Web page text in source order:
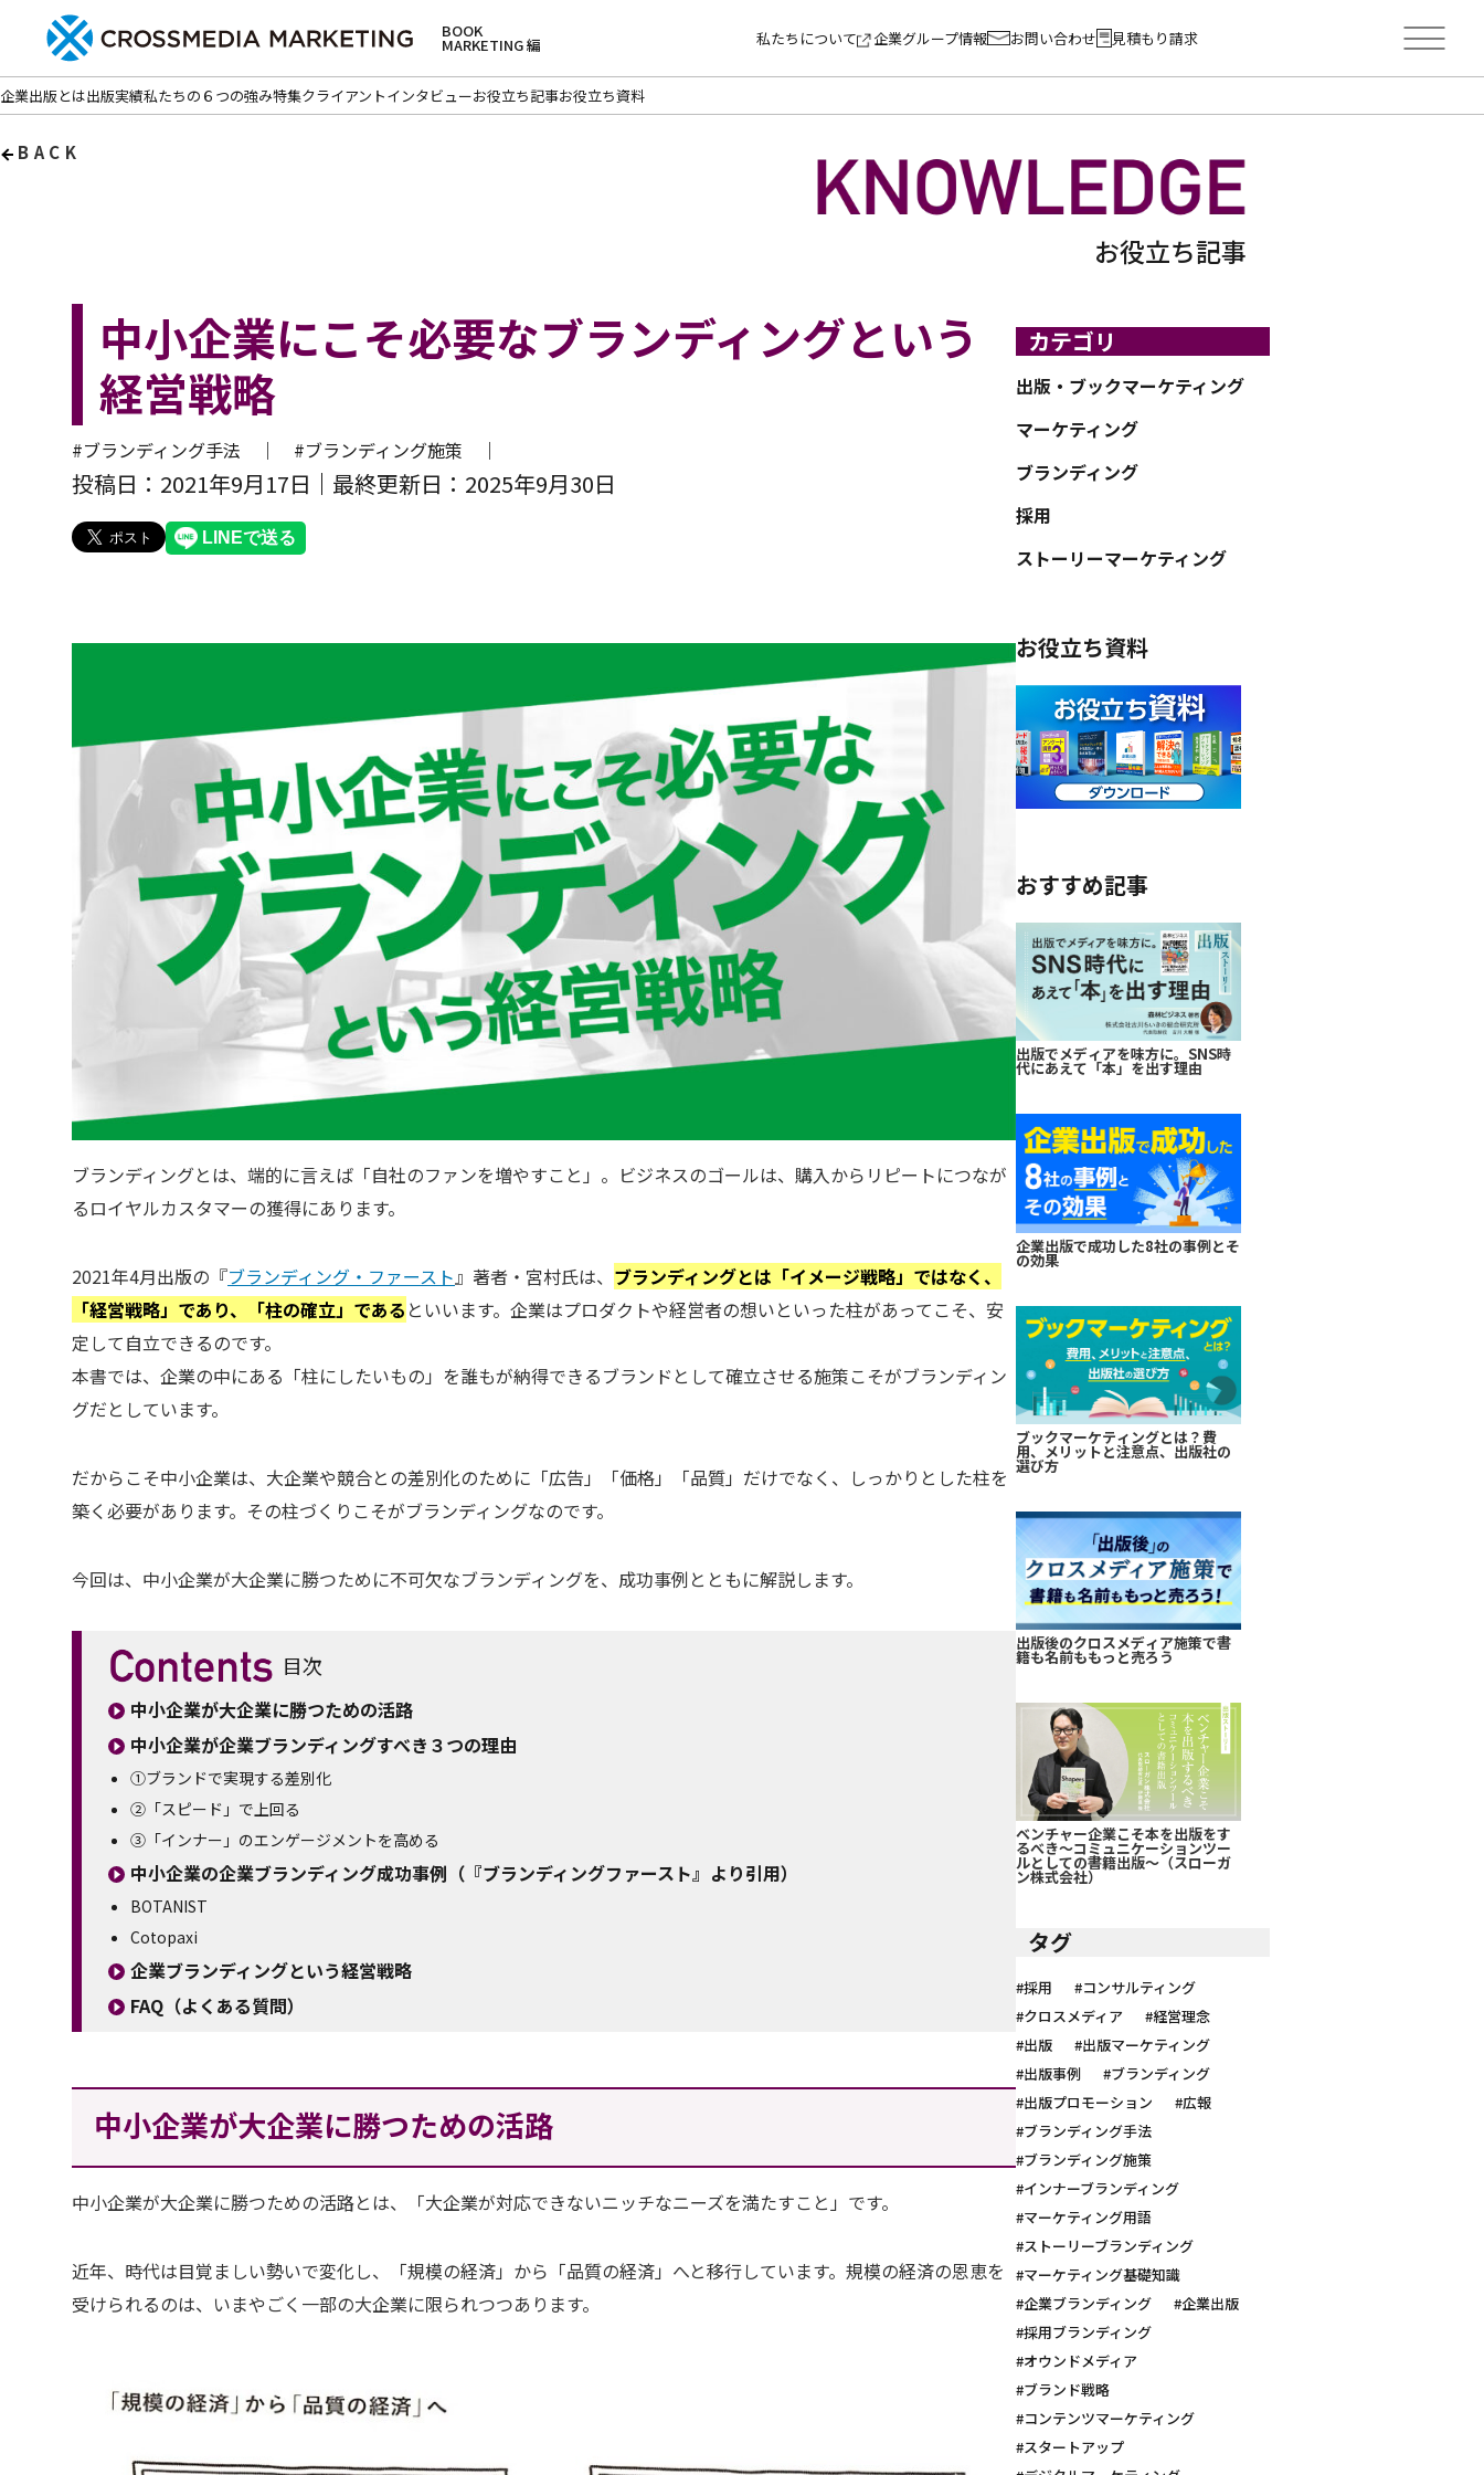
BOOK
MARKETING 編 私たちについて 企業グループ情報 お問い合わせ 見積もり請求
企業出版とは出版実績私たちの６つの強み特集クライアントインタビューお役立ち記事お役立ち資料
BACK
お役立ち記事
中小企業にこそ必要なブランディングという
経営戦略
#ブランディング手法 ｜ #ブランディング施策 ｜
投稿日：2021年9月17日 最終更新日：2025年9月30日
ブランディングとは、端的に言えば「自社のファンを増やすこと」。ビジネスのゴールは、購入からリピートにつなが
るロイヤルカスタマーの獲得にあります。
2021年4月出版の『ブランディング・ファースト 』著者・宮村氏は、 ブランディングとは「イメージ戦略」ではなく、
「経営戦略」であり、「柱の確立」である といいます。企業はプロダクトや経営者の想いといった柱があってこそ、安
定して自立できるのです。
本書では、企業の中にある「柱にしたいもの」を誰もが納得できるブランドとして確立させる施策こそがブランディン
グだとしています。
だからこそ中小企業は、大企業や競合との差別化のために「広告」「価格」「品質」だけでなく、しっかりとした柱を
築く必要があります。その柱づくりこそがブランディングなのです。
今回は、中小企業が大企業に勝つために不可欠なブランディングを、成功事例とともに解説します。
目次
中小企業が大企業に勝つための活路
中小企業が企業ブランディングすべき３つの理由
①ブランドで実現する差別化
②「スピード」で上回る
③「インナー」のエンゲージメントを高める
中小企業の企業ブランディング成功事例（『ブランディングファースト』より引用）
BOTANIST
Cotopaxi
企業ブランディングという経営戦略
FAQ（よくある質問）
中小企業が大企業に勝つための活路
中小企業が大企業に勝つための活路とは、「大企業が対応できないニッチなニーズを満たすこと」です。
近年、時代は目覚ましい勢いで変化し、「規模の経済」から「品質の経済」へと移行しています。規模の経済の恩恵を
受けられるのは、いまやごく一部の大企業に限られつつあります。
カテゴリ
出版・ブックマーケティング
マーケティング
ブランディング
採用
ストーリーマーケティング
お役立ち資料
おすすめ記事
出版でメディアを味方に。SNS時
代にあえて「本」を出す理由
企業出版で成功した8社の事例とそ
の効果
ブックマーケティングとは？費
用、メリットと注意点、出版社の
選び方
出版後のクロスメディア施策で書
籍も名前ももっと売ろう
ベンチャー企業こそ本を出版をす
るべき～コミュニケーションツー
ルとしての書籍出版～（スローガ
ン株式会社）
タグ
#採用
#コンサルティング
#クロスメディア
#経営理念
#出版
#出版マーケティング
#出版事例
#ブランディング
#出版プロモーション
#広報
#ブランディング手法
#ブランディング施策
#インナーブランディング
#マーケティング用語
#ストーリーブランディング
#マーケティング基礎知識
#企業ブランディング
#企業出版
#採用ブランディング
#オウンドメディア
#ブランド戦略
#コンテンツマーケティング
#スタートアップ